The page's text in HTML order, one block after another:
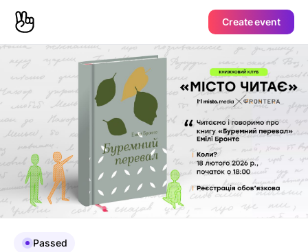
Create event
Passed